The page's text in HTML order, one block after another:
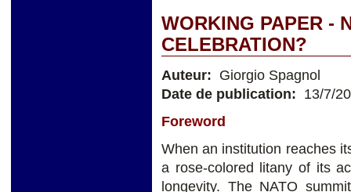
WORKING PAPER -
CELEBRATION?
Auteur: Giorgio Spagnol
Date de publication: 13/7/
Foreword
When an institution reaches
a rose-colored litany of its
longevity. The NATO